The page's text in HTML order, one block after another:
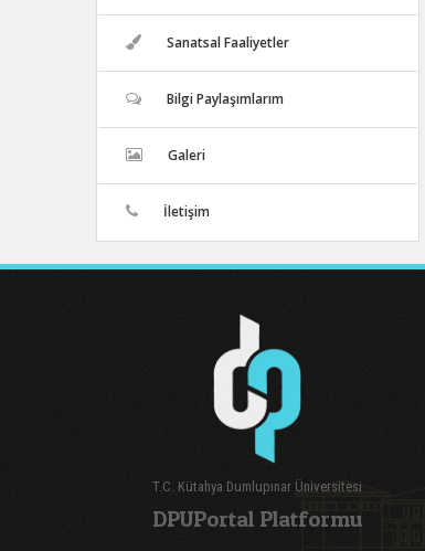
Sanatsal Faaliyetler
Bilgi Paylaşımlarım
Galeri
İletişim
T.C. Kütahya Dumlupınar Üniversitesi
DPUPortal Platformu